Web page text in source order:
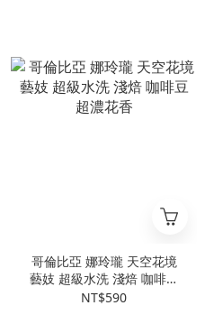
哥倫比亞 娜玲瓏 天空花境
藝妓 超級水洗 淺焙 咖啡豆
超濃花香
NT$590